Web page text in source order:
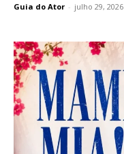
Guia do Ator - julho 29, 2026